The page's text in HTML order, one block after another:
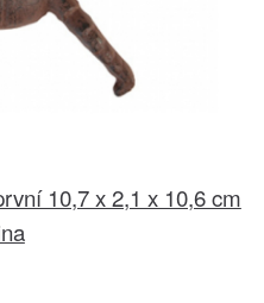
10,7 x 2,1 x 10,6 cm